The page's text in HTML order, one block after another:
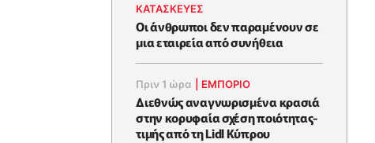
ΚΑΤΑΣΚΕΥΕΣ
Οι άνθρωποι δεν παραμένουν σε
μια εταιρεία από συνήθεια
Πριν 1 ώρα ΕΜΠΟΡΙΟ
Διεθνώς αναγνωρισμένα κρασιά
στην κορυφαία σχέση ποιότητας-
τιμής από τη Lidl Κύπρου